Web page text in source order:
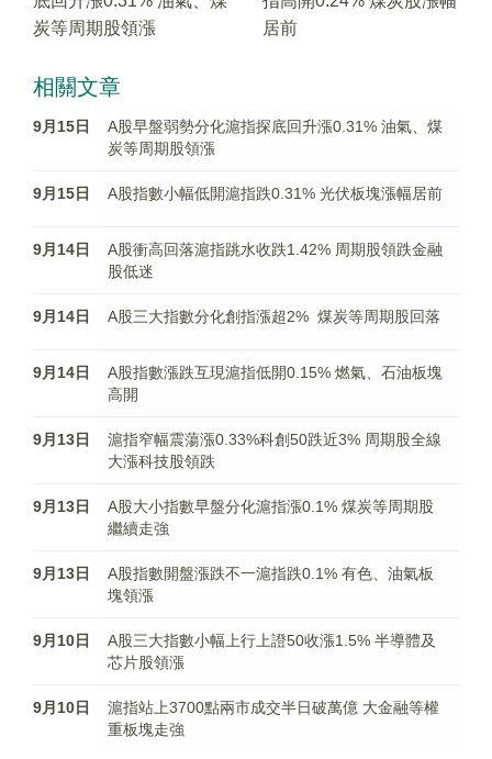
炭等周期股領漲
居前
相關文章
9月15日
A股早盤弱勢分化滬指探底回升漲0.31% 油氣、煤
炭等周期股領漲
9月15日 A股指數小幅低開滬指跌0.31% 光伏板塊漲幅居前
9月14日
A股衝高回落滬指跳水收跌1.42% 周期股領跌金融
股低迷
9月14日 A股三大指數分化創指漲超2% 煤炭等周期股回落
9月14日
A股指數漲跌互現滬指低開0.15% 燃氣、石油板塊
高開
9月13日
滬指窄幅震蕩漲0.33%科創50跌近3% 周期股全線
大漲科技股領跌
9月13日
A股大小指數早盤分化滬指漲0.1% 煤炭等周期股
繼續走強
9月13日
A股指數開盤漲跌不一滬指跌0.1% 有色、油氣板
塊領漲
9月10日
A股三大指數小幅上行上證50收漲1.5% 半導體及
芯片股領漲
9月10日
滬指站上3700點兩市成交半日破萬億 大金融等權
重板塊走強